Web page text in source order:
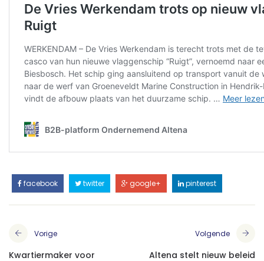
facebook twitter google+ pinterest
Vorige
Kwartiermaker voor
Volgende
Altena stelt nieuw beleid